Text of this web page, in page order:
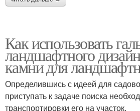
Как использовать
ландшафтного
камни для
Определившись с идеей для
приступать к задаче поиска
транспортировки его на участок.